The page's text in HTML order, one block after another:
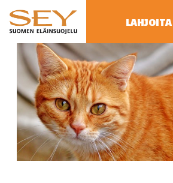
LAHJOITA
Type 2 or more
for